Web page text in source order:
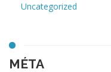
Uncategorized
MÉTA